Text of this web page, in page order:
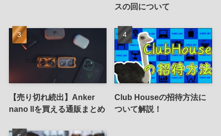
スの回について
【売り切れ続出】Anker
nano llを買える通販まとめ
Club Houseの招待方法に
ついて解説！